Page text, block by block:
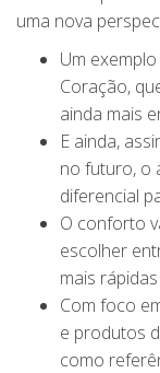
uma nova
Um
Coração,
ainda mais
E ainda,
no futuro, o
diferencial
O conforto
escolher
mais
Com foco
e produtos
como